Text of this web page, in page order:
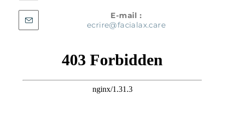
E-mail :
ecrire@facialax.care